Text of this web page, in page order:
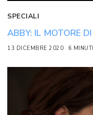
SPECIALI
ABBY: IL MOTORE
13 DICEMBRE 2020 6